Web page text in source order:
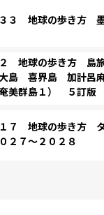
３ 地球の歩き方
地球の歩き方 島
島 喜界島 加計呂
奄美群島１） ５訂版
７ 地球の歩き方
２７～２０２８